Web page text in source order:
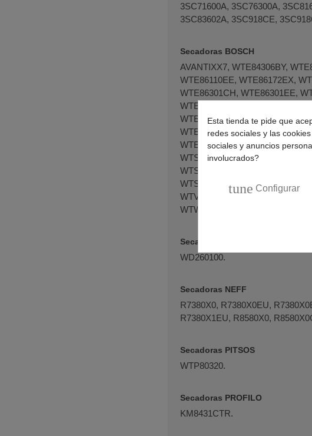
3SC71600A, 3SC76300A,
3SC83602A, 3SC918CE,
Secadoras BOSCH
AVANTIXX7, WTE84306BY,
WTE86110EE, WTE86172EX,
WTE86301CH, WTE86301EE,
WTE86302TR, WTE86303BY,
WTE86304NL, WTE86304SN,
WTE86310IT, WTE86311IT,
WTE86381, WTE86381CH,
WTS86501FG, WTS86501NL,
WTS86511SN, WTS86511TR,
WTS86513NL, WTS86513TR,
WTV76100EE, WTV76302SN,
WTW86361IT, WTW86371SN,
Secadoras GAGGENAU
WD260100.
Secadoras NEFF
R7380X0, R7380X0EU,
R7380X1EU, R8580X0,
Secadoras PITSOS
WTP80320.
Secadoras PROFILO
KM8431CTR.
Esta tienda te pide que
redes sociales y las
sociales y anuncios
involucrados?
tune Configurar